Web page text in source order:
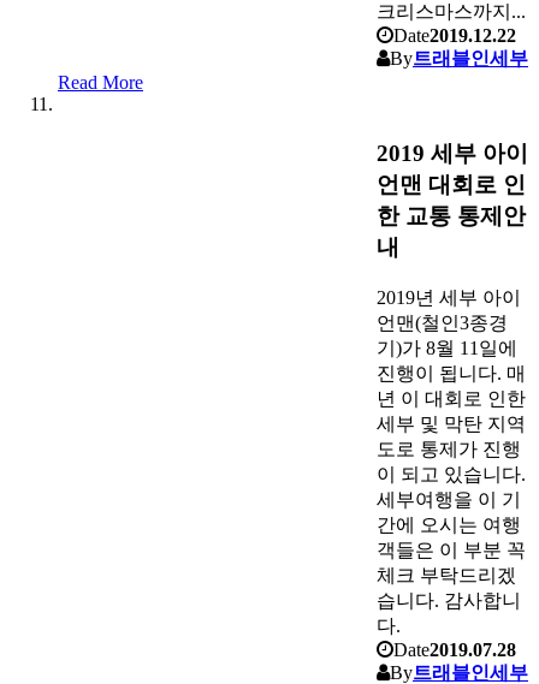
크리스마스까지...
Date2019.12.22
By트래블인세부
Read More
2019 세부 아이
언맨 대회로 인
한 교통 통제안
내
2019년 세부 아이
언맨(철인3종경
기)가 8월 11일에
진행이 됩니다. 매
년 이 대회로 인한
세부 및 막탄 지역
도로 통제가 진행
이 되고 있습니다.
세부여행을 이 기
간에 오시는 여행
객들은 이 부분 꼭
체크 부탁드리겠
습니다. 감사합니
다.
Date2019.07.28
By트래블인세부